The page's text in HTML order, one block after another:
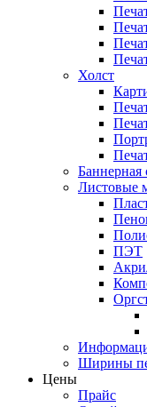
Холст
Баннерная
Листовые
ПЭТ
Ширины
Цены
Прайс